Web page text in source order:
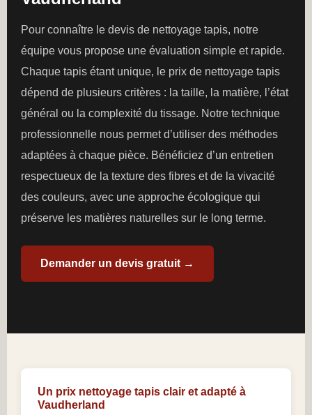
Pour connaître le devis de nettoyage tapis, notre
équipe vous propose une évaluation simple et rapide.
Chaque tapis étant unique, le prix de nettoyage tapis
dépend de plusieurs critères : la taille, la matière, l’état
général ou la complexité du tissage. Notre technique
professionnelle nous permet d’utiliser des méthodes
adaptées à chaque pièce. Bénéficiez d’un entretien
respectueux de la texture des fibres et de la vivacité
des couleurs, avec une approche écologique qui
préserve les matières naturelles sur le long terme.
Demander un devis gratuit →
Un prix nettoyage tapis clair et adapté à
Vaudherland